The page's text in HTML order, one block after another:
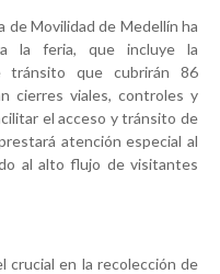
de Movilidad de Medellín ha
la feria, que incluye la
tránsito que cubrirán 86
cierres viales, controles y
el acceso y tránsito de
atención especial al
al alto flujo de visitantes
crucial en la recolección de